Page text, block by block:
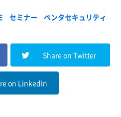
セミナー ペンタセキュリティ
Share on Twitter
on LinkedIn